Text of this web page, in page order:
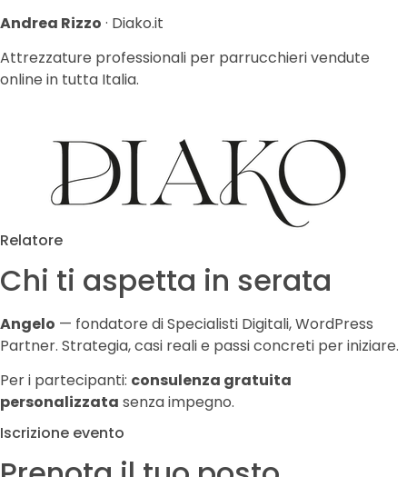
Andrea Rizzo · Diako.it
Attrezzature professionali per parrucchieri vendute
online in tutta Italia.
Relatore
Chi ti aspetta in serata
Angelo — fondatore di Specialisti Digitali, WordPress
Partner. Strategia, casi reali e passi concreti per iniziare.
Per i partecipanti: consulenza gratuita
personalizzata senza impegno.
Iscrizione evento